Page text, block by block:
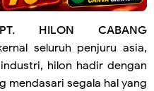
PT. HILON CABANG
seluruh penjuru asia,
hilon hadir dengan
mendasari segala hal yang